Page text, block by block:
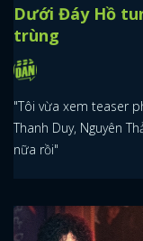
Dưới Đáy Hồ
trùng
"Tôi vừa xem teaser
Thanh Duy, Nguyên
nữa rồi"